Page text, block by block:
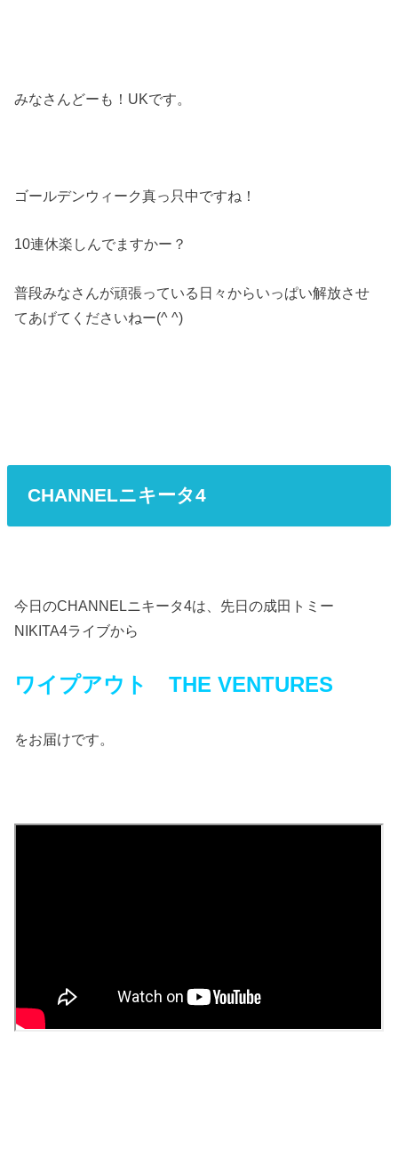
みなさんどーも！UKです。
ゴールデンウィーク真っ只中ですね！
10連休楽しんでますかー？
普段みなさんが頑張っている日々からいっぱい解放させ
てあげてくださいねー(^ ^)
CHANNELニキータ4
今日のCHANNELニキータ4は、先日の成田トミー
NIKITA4ライブから
ワイプアウト THE VENTURES
をお届けです。